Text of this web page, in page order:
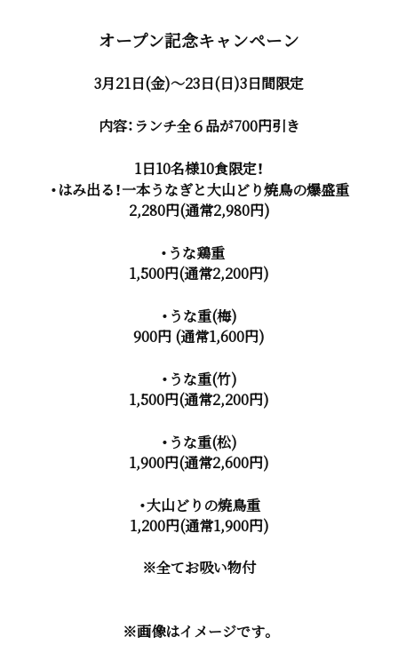
オープン記念キャンペーン
3月21日(金)〜23日(日)3日間限定
内容：ランチ全６品が700円引き
1日10名様10食限定！
・はみ出る！一本うなぎと大山どり焼鳥の爆盛重
2,280円(通常2,980円)
・うな鶏重
1,500円(通常2,200円)
・うな重(梅)
900円 (通常1,600円)
・うな重(竹)
1,500円(通常2,200円)
・うな重(松)
1,900円(通常2,600円)
・大山どりの焼鳥重
1,200円(通常1,900円)
※全てお吸い物付
※画像はイメージです。